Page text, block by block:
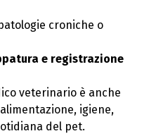
croniche o
e registrazione
veterinario è anche
igiene,
del pet.